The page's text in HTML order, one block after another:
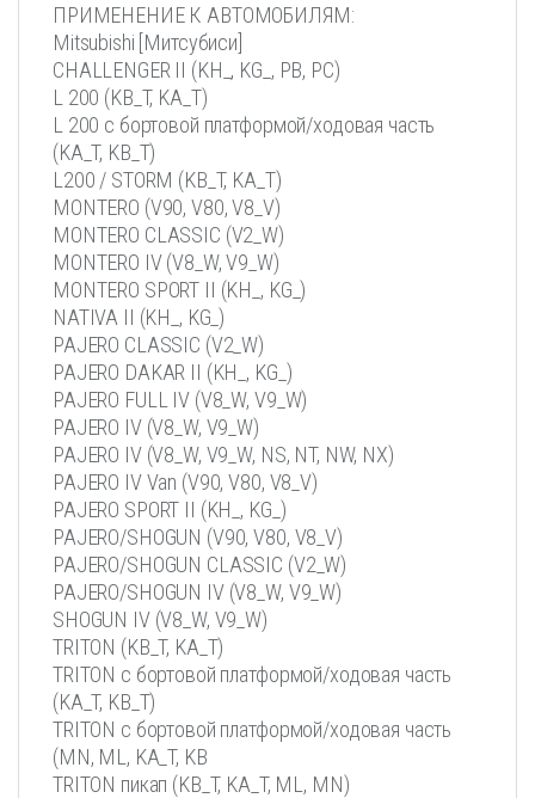
ПРИМЕНЕНИЕ К АВТОМОБИЛЯМ:
Mitsubishi [Митсубиси]
CHALLENGER II (KH_, KG_, PB, PC)
L 200 (KB_T, KA_T)
L 200 c бортовой платформой/ходовая часть
(KA_T, KB_T)
L200 / STORM (KB_T, KA_T)
MONTERO (V90, V80, V8_V)
MONTERO CLASSIC (V2_W)
MONTERO IV (V8_W, V9_W)
MONTERO SPORT II (KH_, KG_)
NATIVA II (KH_, KG_)
PAJERO CLASSIC (V2_W)
PAJERO DAKAR II (KH_, KG_)
PAJERO FULL IV (V8_W, V9_W)
PAJERO IV (V8_W, V9_W)
PAJERO IV (V8_W, V9_W, NS, NT, NW, NX)
PAJERO IV Van (V90, V80, V8_V)
PAJERO SPORT II (KH_, KG_)
PAJERO/SHOGUN (V90, V80, V8_V)
PAJERO/SHOGUN CLASSIC (V2_W)
PAJERO/SHOGUN IV (V8_W, V9_W)
SHOGUN IV (V8_W, V9_W)
TRITON (KB_T, KA_T)
TRITON c бортовой платформой/ходовая часть
(KA_T, KB_T)
TRITON c бортовой платформой/ходовая часть
(MN, ML, KA_T, KB
TRITON пикап (KB_T, KA_T, ML, MN)